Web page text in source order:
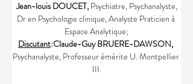
Jean-louis DOUCET, Psychiatre, Psychanalyste,
Dr en Psychologie clinique, Analyste Praticien à
Espace Analytique;
Discutant:Claude-Guy BRUERE-DAWSON,
Psychanalyste, Professeur émérite U. Montpellier
III.